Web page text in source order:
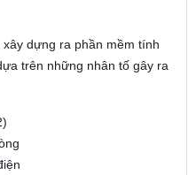
dựng ra phần mềm tính
trên những nhân tố gây ra